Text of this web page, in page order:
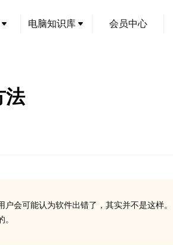
电脑知识库 会员中心
法
会可能认为软件出错了，其实并不是这样。